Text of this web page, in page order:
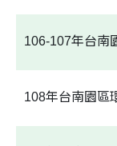
106-107年台南
108年台南園區